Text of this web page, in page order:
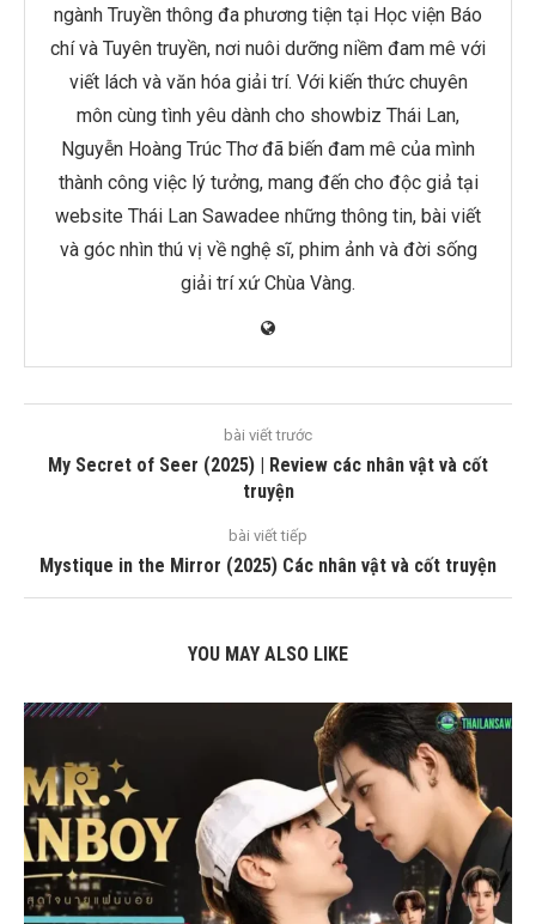
ngành Truyền thông đa phương tiện tại Học viện Báo
chí và Tuyên truyền, nơi nuôi dưỡng niềm đam mê với
viết lách và văn hóa giải trí. Với kiến thức chuyên
môn cùng tình yêu dành cho showbiz Thái Lan,
Nguyễn Hoàng Trúc Thơ đã biến đam mê của mình
thành công việc lý tưởng, mang đến cho độc giả tại
website Thái Lan Sawadee những thông tin, bài viết
và góc nhìn thú vị về nghệ sĩ, phim ảnh và đời sống
giải trí xứ Chùa Vàng.
bài viết trước
My Secret of Seer (2025) | Review các nhân vật và cốt
truyện
bài viết tiếp
Mystique in the Mirror (2025) Các nhân vật và cốt truyện
YOU MAY ALSO LIKE